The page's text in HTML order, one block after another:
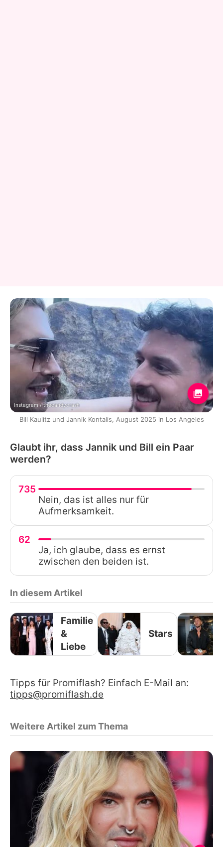
Instagram / thecandycrash
Bill Kaulitz und Jannik Kontalis, August 2025 in Los Angeles
Glaubt ihr, dass Jannik und Bill ein Paar
werden?
735
Nein, das ist alles nur für
Aufmerksamkeit.
62
Ja, ich glaube, dass es ernst
zwischen den beiden ist.
In diesem Artikel
Familie
&
Liebe
Stars
Tipps für Promiflash? Einfach E-Mail an:
tipps@promiflash.de
Weitere Artikel zum Thema